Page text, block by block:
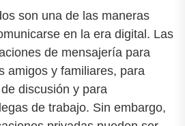
son una de las maneras
en la era digital. Las
de mensajería para
amigos y familiares, para
discusión y para
de trabajo. Sin embargo,